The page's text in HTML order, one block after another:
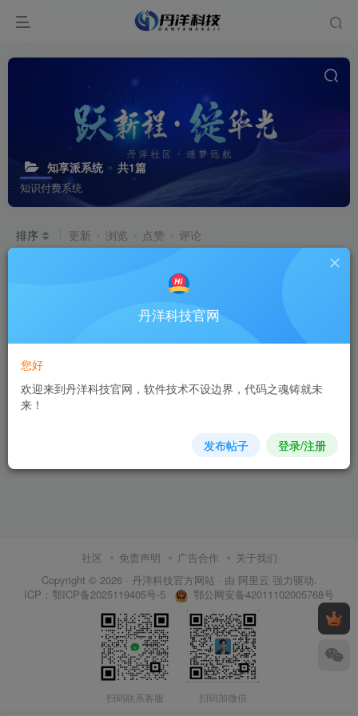
知享派系统 共1篇
知识付费系统
排序 更新 浏览 点赞 评论
知享派系统
[一站式知识付费与私域网
校系统]
知享派 # 知识付费系统
社区 免责声明 广告合作
关于我们
Copyright © 2026 · 丹洋科技官方网站 · 由 阿里云 强力驱动.
ICP： 鄂ICP备2025119405号-5 鄂公网安备42011102005768号
扫码联系客服 扫码加微信
丹洋科技官网
您好
欢迎来到丹洋科技官网，软件技术不设边界，代码之魂铸就未
来！
发布帖子 登录/注册